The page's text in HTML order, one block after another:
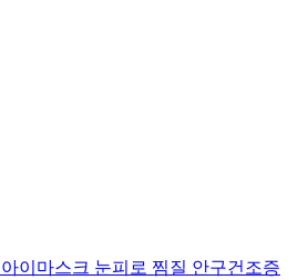
이마스크 눈피로 찜질 안구건조증